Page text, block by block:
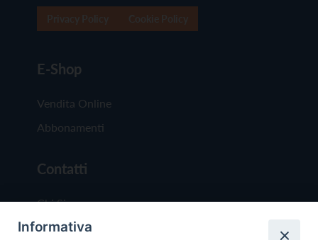
E-Shop
Vendita Online
Abbonamenti
Contatti
Chi Siamo
Redazione
Informativa